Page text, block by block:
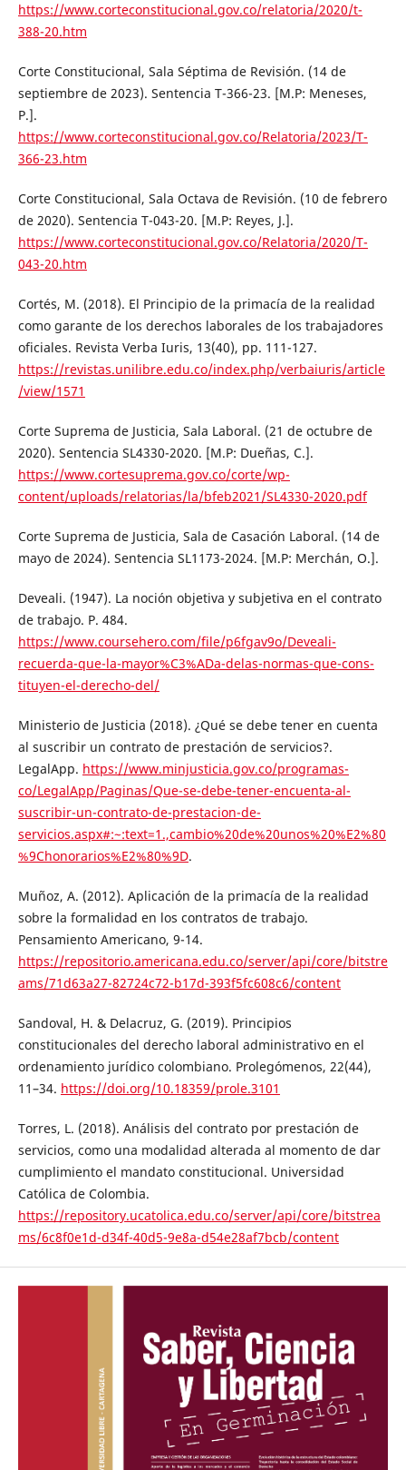
https://www.corteconstitucional.gov.co/relatoria/2020/t-
388-20.htm
Corte Constitucional, Sala Séptima de Revisión. (14 de
septiembre de 2023). Sentencia T-366-23. [M.P: Meneses,
P.].
https://www.corteconstitucional.gov.co/Relatoria/2023/T-
366-23.htm
Corte Constitucional, Sala Octava de Revisión. (10 de febrero
de 2020). Sentencia T-043-20. [M.P: Reyes, J.].
https://www.corteconstitucional.gov.co/Relatoria/2020/T-
043-20.htm
Cortés, M. (2018). El Principio de la primacía de la realidad
como garante de los derechos laborales de los trabajadores
oficiales. Revista Verba Iuris, 13(40), pp. 111-127.
https://revistas.unilibre.edu.co/index.php/verbaiuris/article
/view/1571
Corte Suprema de Justicia, Sala Laboral. (21 de octubre de
2020). Sentencia SL4330-2020. [M.P: Dueñas, C.].
https://www.cortesuprema.gov.co/corte/wp-
content/uploads/relatorias/la/bfeb2021/SL4330-2020.pdf
Corte Suprema de Justicia, Sala de Casación Laboral. (14 de
mayo de 2024). Sentencia SL1173-2024. [M.P: Merchán, O.].
Deveali. (1947). La noción objetiva y subjetiva en el contrato
de trabajo. P. 484.
https://www.coursehero.com/file/p6fgav9o/Deveali-
recuerda-que-la-mayor%C3%ADa-delas-normas-que-cons-
tituyen-el-derecho-del/
Ministerio de Justicia (2018). ¿Qué se debe tener en cuenta
al suscribir un contrato de prestación de servicios?.
LegalApp. https://www.minjusticia.gov.co/programas-
co/LegalApp/Paginas/Que-se-debe-tener-encuenta-al-
suscribir-un-contrato-de-prestacion-de-
servicios.aspx#:~:text=1.,cambio%20de%20unos%20%E2%80
%9Chonorarios%E2%80%9D.
Muñoz, A. (2012). Aplicación de la primacía de la realidad
sobre la formalidad en los contratos de trabajo.
Pensamiento Americano, 9-14.
https://repositorio.americana.edu.co/server/api/core/bitstre
ams/71d63a27-82724c72-b17d-393f5fc608c6/content
Sandoval, H. & Delacruz, G. (2019). Principios
constitucionales del derecho laboral administrativo en el
ordenamiento jurídico colombiano. Prolegómenos, 22(44),
11–34. https://doi.org/10.18359/prole.3101
Torres, L. (2018). Análisis del contrato por prestación de
servicios, como una modalidad alterada al momento de dar
cumplimiento el mandato constitucional. Universidad
Católica de Colombia.
https://repository.ucatolica.edu.co/server/api/core/bitstrea
ms/6c8f0e1d-d34f-40d5-9e8a-d54e28af7bcb/content